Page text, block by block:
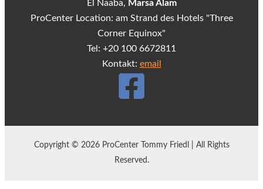
El Naaba, Marsa Alam
ProCenter Location: am Strand des Hotels "Three
Corner Equinox"
Tel: +20 100 6672811
Kontakt: email
Copyright © 2026 ProCenter Tommy Friedl | All Rights
Reserved.